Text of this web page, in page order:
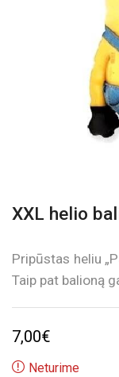
XXL helio
Pripūstas heliu
Taip pat balioną
7,00€
Neturime